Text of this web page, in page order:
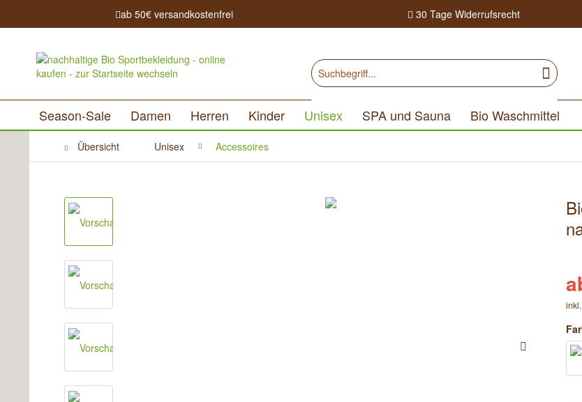
ab 50€ versandkostenfrei 30 Tage Widerrufsrecht
Season-Sale Damen Herren Kinder Unisex SPA und Sauna Bio Waschmittel
Übersicht Unisex Accessoires